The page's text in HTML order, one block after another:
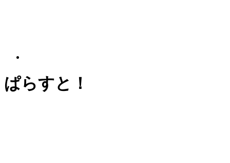
ぱらすと！